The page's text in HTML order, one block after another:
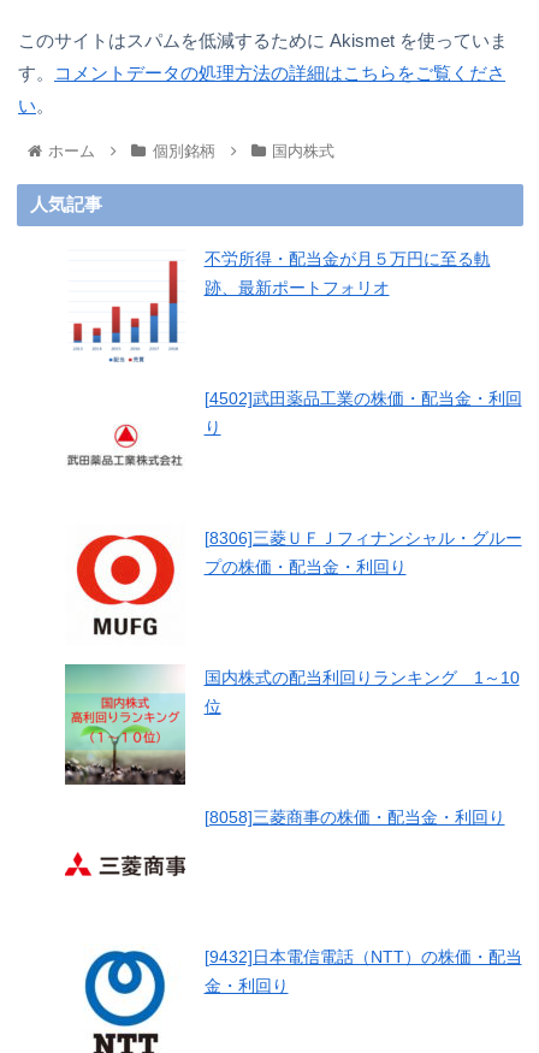
このサイトはスパムを低減するために Akismet を使っていま
す。
コメントデータの処理方法の詳細はこちらをご覧くださ
い。
ホーム 個別銘柄 国内株式
人気記事
不労所得・配当金が月５万円に至る軌
跡、最新ポートフォリオ
[4502]武田薬品工業の株価・配当金・利回
り
[8306]三菱ＵＦＪフィナンシャル・グルー
プの株価・配当金・利回り
国内株式の配当利回りランキング 1～10
位
[8058]三菱商事の株価・配当金・利回り
[9432]日本電信電話（NTT）の株価・配当
金・利回り